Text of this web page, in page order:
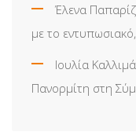
Έλενα
με το
Ιουλία
Πανορμίτη στη